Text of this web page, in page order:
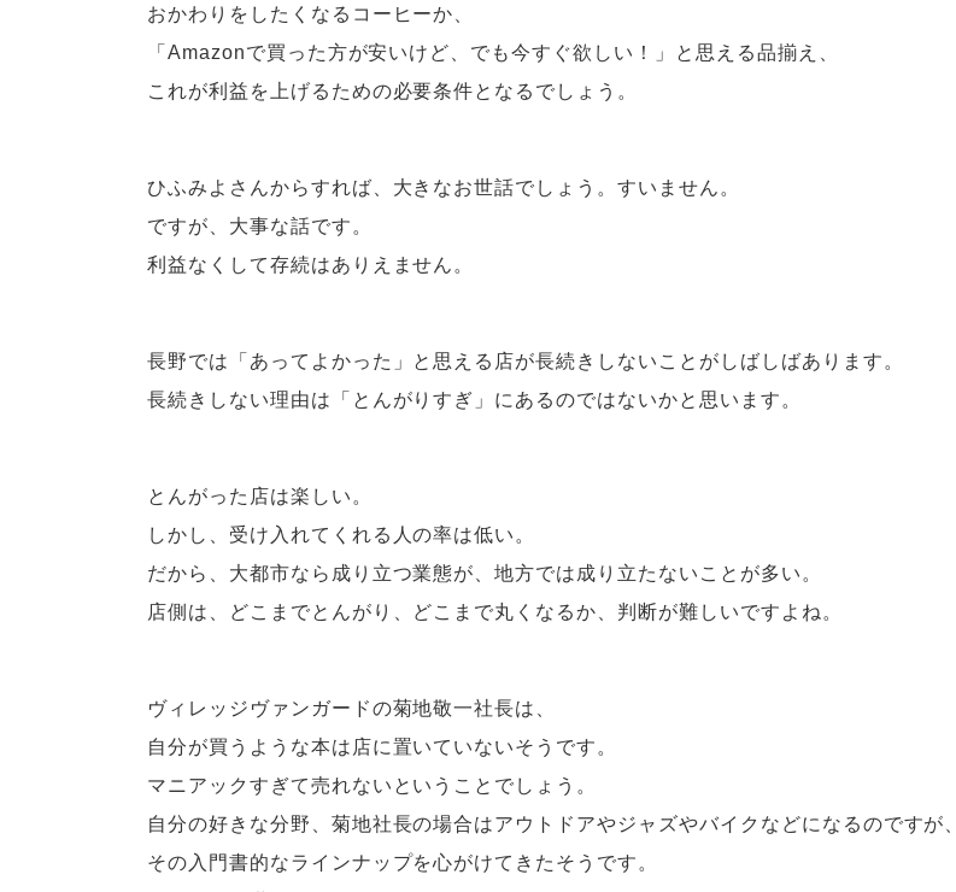
おかわりをしたくなるコーヒーか、
「Amazonで買った方が安いけど、でも今すぐ欲しい！」と思える品揃え、
これが利益を上げるための必要条件となるでしょう。
ひふみよさんからすれば、大きなお世話でしょう。すいません。
ですが、大事な話です。
利益なくして存続はありえません。
長野では「あってよかった」と思える店が長続きしないことがしばしばあります。
長続きしない理由は「とんがりすぎ」にあるのではないかと思います。
とんがった店は楽しい。
しかし、受け入れてくれる人の率は低い。
だから、大都市なら成り立つ業態が、地方では成り立たないことが多い。
店側は、どこまでとんがり、どこまで丸くなるか、判断が難しいですよね。
ヴィレッジヴァンガードの菊地敬一社長は、
自分が買うような本は店に置いていないそうです。
マニアックすぎて売れないということでしょう。
自分の好きな分野、菊地社長の場合はアウトドアやジャズやバイクなどになるのですが、
その入門書的なラインナップを心がけてきたそうです。